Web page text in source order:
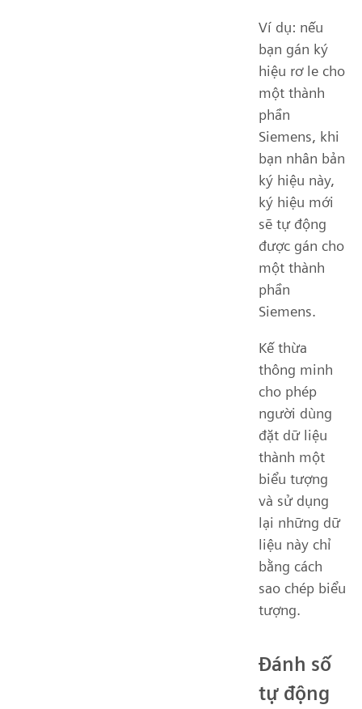
Ví dụ: nếu
bạn gán ký
hiệu rơ le cho
một thành
phần
Siemens, khi
bạn nhân bản
ký hiệu này,
ký hiệu mới
sẽ tự động
được gán cho
một thành
phần
Siemens.
Kế thừa
thông minh
cho phép
người dùng
đặt dữ liệu
thành một
biểu tượng
và sử dụng
lại những dữ
liệu này chỉ
bằng cách
sao chép biểu
tượng.
Đánh số
tự động